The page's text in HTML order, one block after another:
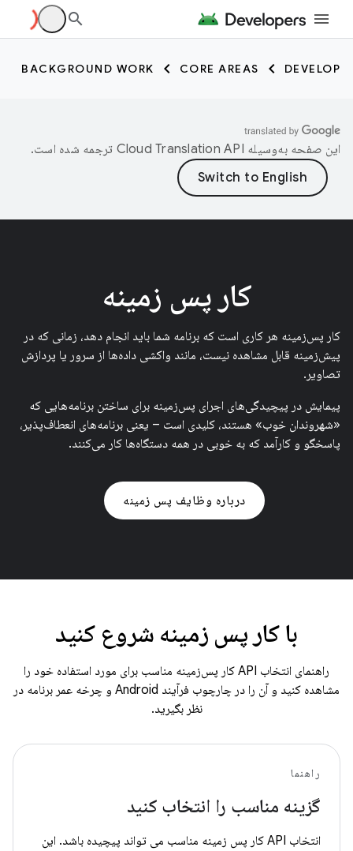
DEVELOP
CORE AREAS
BACKGROUND WORK
این صفحه به‌وسیله ترجمه شده است.
کار پس زمینه
کار پس‌زمینه هر کاری است که برنامه شما باید انجام دهد، زمانی که در
پیش‌زمینه قابل مشاهده نیست، مانند واکشی داده‌ها از سرور یا پردازش
تصاویر.
پیمایش در پیچیدگی‌های اجرای پس‌زمینه برای ساختن برنامه‌هایی که
«شهروندان خوب» هستند، کلیدی است – یعنی برنامه‌های انعطاف‌پذیر،
پاسخگو و کارآمد که به خوبی در همه دستگاه‌ها کار می‌کنند.
درباره وظایف پس زمینه
با کار پس زمینه شروع کنید
راهنمای انتخاب API کار پس‌زمینه مناسب برای مورد استفاده خود را
مشاهده کنید و آن را در چارچوب فرآیند Android و چرخه عمر برنامه در
نظر بگیرید.
راهنما
گزینه مناسب را انتخاب کنید
انتخاب API کار پس زمینه مناسب می تواند پیچیده باشد. این